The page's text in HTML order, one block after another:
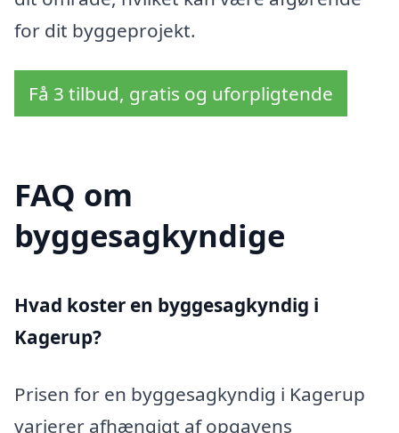
for dit byggeprojekt.
Få 3 tilbud, gratis og uforpligtende
FAQ om
byggesagkyndige
Hvad koster en byggesagkyndig i
Kagerup?
Prisen for en byggesagkyndig i Kagerup
varierer afhængigt af opgavens